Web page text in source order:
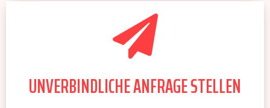
UNVERBINDLICHE ANFRAGE STELLEN